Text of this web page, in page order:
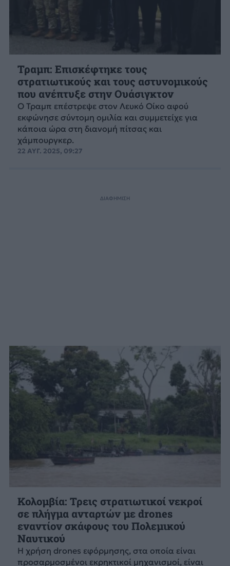
Τραμπ: Επισκέφτηκε τους
στρατιωτικούς και τους αστυνομικούς
που ανέπτυξε στην Ουάσιγκτον
Ο Τραμπ επέστρεψε στον Λευκό Οίκο αφού
εκφώνησε σύντομη ομιλία και συμμετείχε για
κάποια ώρα στη διανομή πίτσας και
χάμπουργκερ.
22 ΑΥΓ. 2025, 09:27
Κολομβία: Τρεις στρατιωτικοί νεκροί
σε πλήγμα ανταρτών με drones
εναντίον σκάφους του Πολεμικού
Ναυτικού
Η χρήση drones εφόρμησης, στα οποία είναι
προσαρμοσμένοι εκρηκτικοί μηχανισμοί, είναι
ΔΙΑΦΗΜΙΣΗ